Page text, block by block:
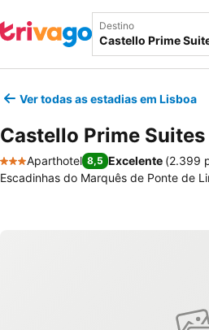
Destino
Ver todas as estadias em Lisboa
Castello Prime Suites
3 Estrelas
Aparthotel 8,5 Excelente (2.399
Escadinhas do Marquês de Ponte de